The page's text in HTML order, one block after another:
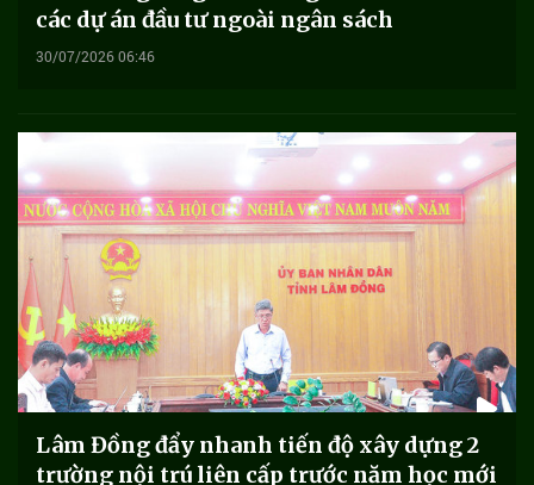
các dự án đầu tư ngoài ngân sách
30/07/2026 06:46
Lâm Đồng đẩy nhanh tiến độ xây dựng 2
trường nội trú liên cấp trước năm học mới